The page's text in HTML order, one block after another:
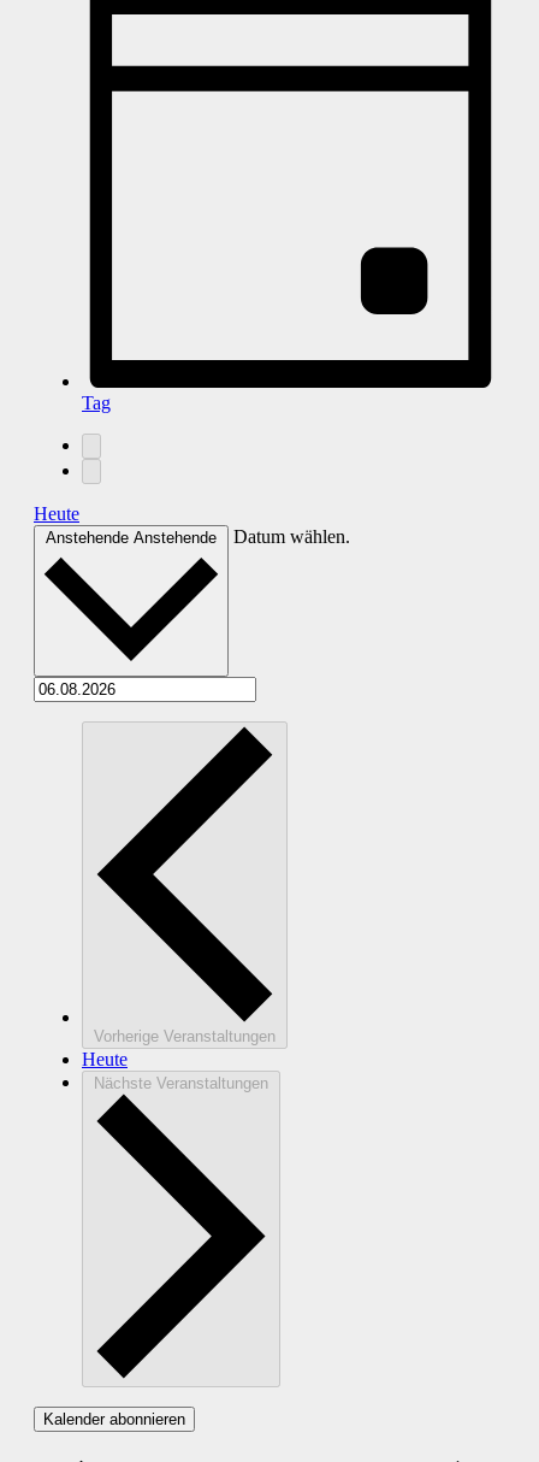
Tag
Heute
Anstehende Anstehende Datum wählen.
Vorherige Veranstaltungen
Heute
Nächste Veranstaltungen
Kalender abonnieren